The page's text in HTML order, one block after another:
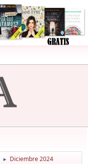
► Diciembre 2024